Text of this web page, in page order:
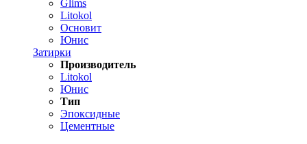
Glims
Litokol
Основит
Юнис
Затирки
Производитель
Litokol
Юнис
Тип
Эпоксидные
Цементные